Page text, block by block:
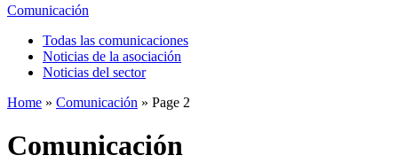
Comunicación
Todas las comunicaciones
Noticias de la asociación
Noticias del sector
Home » Comunicación » Page 2
Comunicación